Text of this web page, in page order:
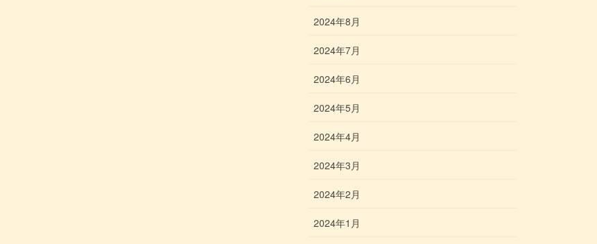
2024年8月
2024年7月
2024年6月
2024年5月
2024年4月
2024年3月
2024年2月
2024年1月